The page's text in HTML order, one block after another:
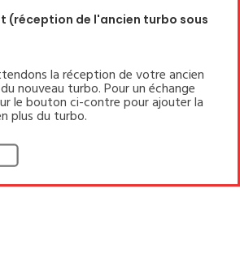
(réception de l'ancien turbo sous
la réception de votre ancien
nouveau turbo. Pour un échange
le bouton ci-contre pour ajouter la
plus du turbo.